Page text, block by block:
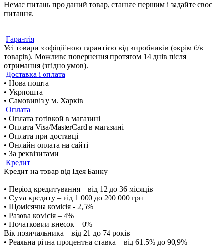
Немає питань про даний товар, станьте першим і задайте своє
питання.
Гарантія
Усі товари з офіційною гарантією від виробників (окрім б/в
товарів). Можливе повернення протягом 14 днів після
отримання (згідно умов).
Доставка і оплата
• Нова пошта
• Укрпошта
• Самовивіз у м. Харків
Оплата
• Оплата готівкой в магазині
• Оплата Visa/MasterCard в магазині
• Оплата при доставці
• Онлайн оплата на сайті
• За реквізитами
Кредит
Кредит на товар від Ідея Банку
• Період кредитування – від 12 до 36 місяців
• Сума кредиту – від 1 000 до 200 000 грн
• Щомісячна комісія - 2,5%
• Разова комісія – 4%
• Початковий внесок – 0%
Вік позичальника – від 21 до 74 років
• Реальна річна процентна ставка – від 61.5% до 90,9%